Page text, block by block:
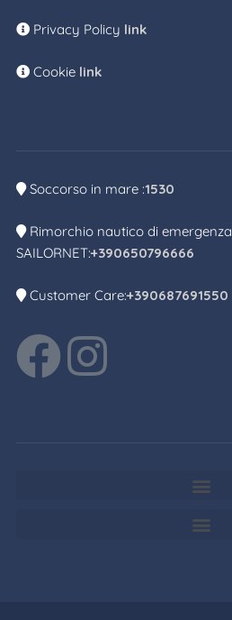
Privacy Policy link
Cookie link
Soccorso in mare :1530
Rimorchio nautico di emergenza
SAILORNET:+390650796666
Customer Care:+390687691550